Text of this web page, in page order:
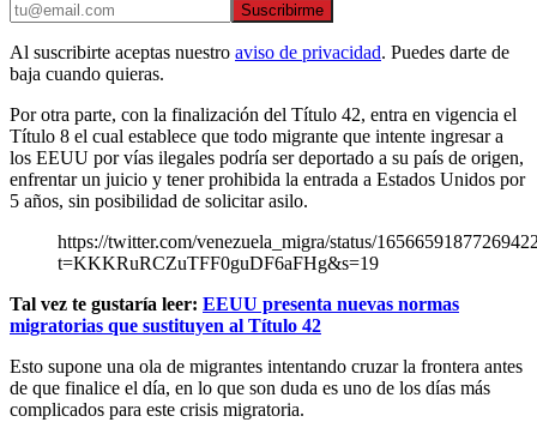
Suscribirme
Al suscribirte aceptas nuestro aviso de privacidad. Puedes darte de
baja cuando quieras.
Por otra parte, con la finalización del Título 42, entra en vigencia el
Título 8 el cual establece que todo migrante que intente ingresar a
los EEUU por vías ilegales podría ser deportado a su país de origen,
enfrentar un juicio y tener prohibida la entrada a Estados Unidos por
5 años, sin posibilidad de solicitar asilo.
https://twitter.com/venezuela_migra/status/
t=KKKRuRCZuTFF0guDF6aFHg&s=19
Tal vez te gustaría leer: EEUU presenta nuevas normas
migratorias que sustituyen al Título 42
Esto supone una ola de migrantes intentando cruzar la frontera antes
de que finalice el día, en lo que son duda es uno de los días más
complicados para este crisis migratoria.